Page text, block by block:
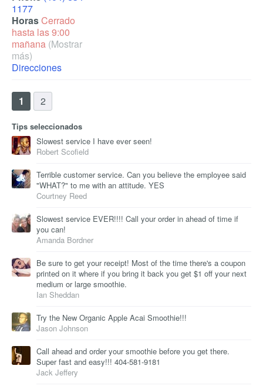
1177
HorasCerrado
hasta las 9:00
mañana (Mostrar
más)
Direcciones
1 2
Tips seleccionados
Slowest service I have ever seen!
Robert Scofield
Terrible customer service. Can you believe the employee said
"WHAT?" to me with an attitude. YES
Courtney Reed
Slowest service EVER!!!! Call your order in ahead of time if
you can!
Amanda Bordner
Be sure to get your receipt! Most of the time there's a coupon
printed on it where if you bring it back you get $1 off your next
medium or large smoothie.
Ian Sheddan
Try the New Organic Apple Acai Smoothie!!!
Jason Johnson
Call ahead and order your smoothie before you get there.
Super fast and easy!!! 404-581-9181
Jack Jeffery